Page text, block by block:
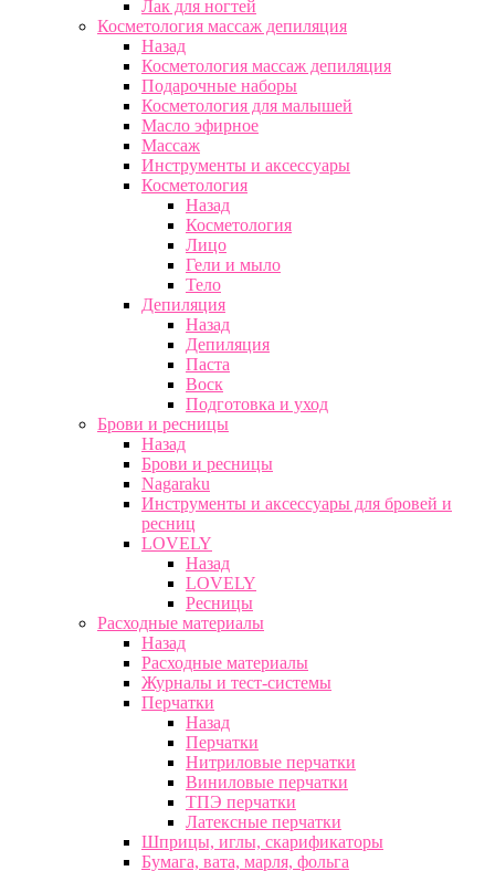
Лак для ногтей
Косметология массаж депиляция
Назад
Косметология массаж депиляция
Подарочные наборы
Косметология для малышей
Масло эфирное
Массаж
Инструменты и аксессуары
Косметология
Назад
Косметология
Лицо
Гели и мыло
Тело
Депиляция
Назад
Депиляция
Паста
Воск
Подготовка и уход
Брови и ресницы
Назад
Брови и ресницы
Nagaraku
Инструменты и аксессуары для бровей и
ресниц
LOVELY
Назад
LOVELY
Ресницы
Расходные материалы
Назад
Расходные материалы
Журналы и тест-системы
Перчатки
Назад
Перчатки
Нитриловые перчатки
Виниловые перчатки
ТПЭ перчатки
Латексные перчатки
Шприцы, иглы, скарификаторы
Бумага, вата, марля, фольга